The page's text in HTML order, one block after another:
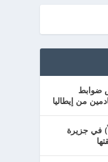
ضوابط
من إيطاليا
(42 عاماً) في جزيرة